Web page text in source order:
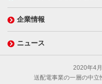
企業情報
ニュース
2020年4
送配電事業の一層の中立